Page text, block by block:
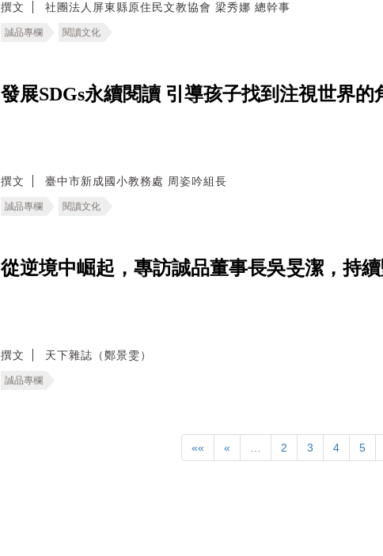
撰文 社團法人屏東縣原住民文教協會 梁秀娜 總幹事
誠品專欄 閱讀文化
發展SDGs永續閱讀 引導孩子找到注視世界的
撰文 臺中市新成國小教務處 周姿吟組長
誠品專欄 閱讀文化
從逆境中崛起，專訪誠品董事長吳旻潔，持
撰文 天下雜誌（鄭景雯）
誠品專欄
«« « … 2 3 4 5